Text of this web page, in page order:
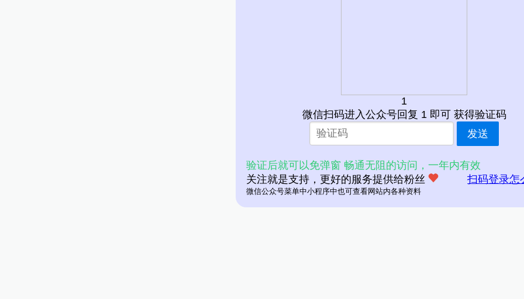
1
微信扫码进入公众号回复 1 即可 获得验证码
发送
验证后就可以免弹窗 畅通无阻的访问，一年内有效
关注就是支持，更好的服务提供给粉丝
扫码登录怎
微信公众号菜单中小程序中也可查看网站内各种资料